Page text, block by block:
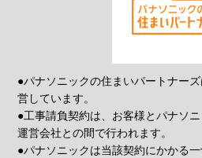
●パナソニックの住まいパートナー
営しています。
●工事請負契約は、お客様とパナソ
運営会社との間で行われます。
●パナソニックは当該契約にかかる